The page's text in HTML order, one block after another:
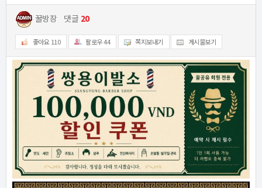
꿀방장 댓글 20
좋아요 110 팔로우44 쪽지보내기 게시물보기